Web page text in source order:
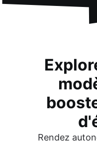
Rendez